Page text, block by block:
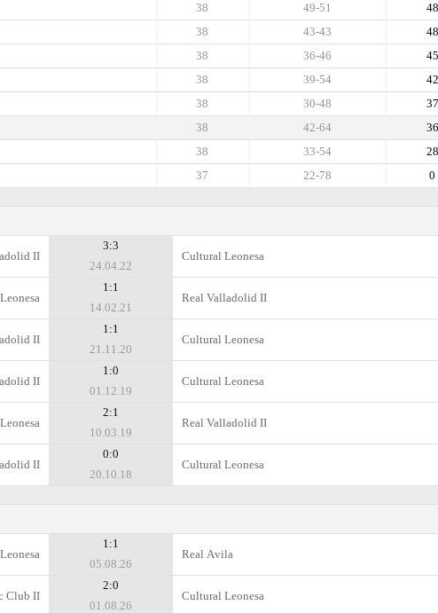
48
49-51
38
48
43-43
38
45
36-46
38
42
39-54
38
37
30-48
38
36
42-64
38
28
33-54
38
0
22-78
37
II
3:3
24.04.22
Cultural Leonesa
1:1
14.02.21
Real Valladolid II
II
1:1
21.11.20
Cultural Leonesa
II
1:0
01.12.19
Cultural Leonesa
2:1
10.03.19
Real Valladolid II
II
0:0
20.10.18
Cultural Leonesa
1:1
05.08.26
Real Аvila
Club II
2:0
01.08.26
Cultural Leonesa